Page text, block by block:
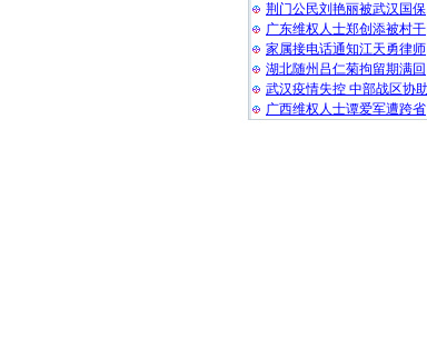
荆门公民刘艳丽被武汉国保
广东维权人士郑创添被村干
家属接电话通知江天勇律师
湖北随州吕仁菊拘留期满回
武汉疫情失控 中部战区协助
广西维权人士谭爱军遭跨省